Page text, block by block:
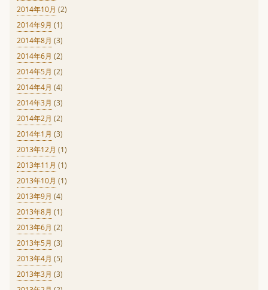
2014年10月 (2)
2014年9月 (1)
2014年8月 (3)
2014年6月 (2)
2014年5月 (2)
2014年4月 (4)
2014年3月 (3)
2014年2月 (2)
2014年1月 (3)
2013年12月 (1)
2013年11月 (1)
2013年10月 (1)
2013年9月 (4)
2013年8月 (1)
2013年6月 (2)
2013年5月 (3)
2013年4月 (5)
2013年3月 (3)